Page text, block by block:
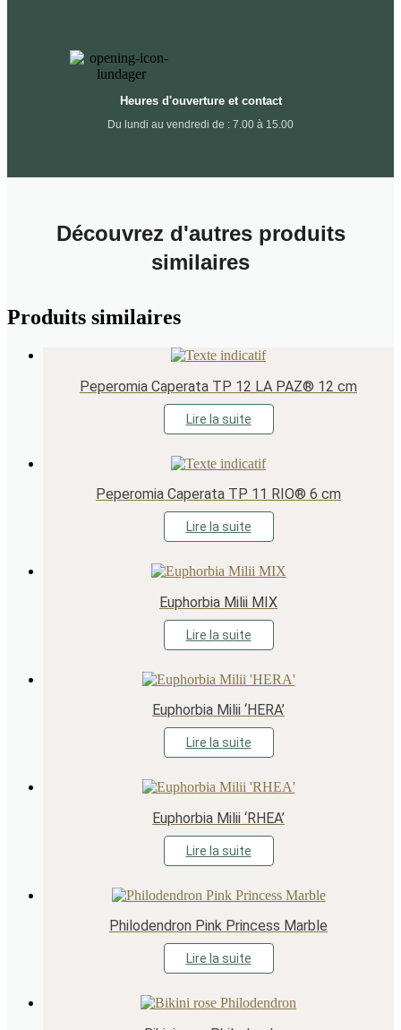
Heures d'ouverture et contact
Du lundi au vendredi de : 7.00 à 15.00
Découvrez d'autres produits
similaires
Produits similaires
Peperomia Caperata TP 12 LA PAZ® 12 cm
Lire la suite
Peperomia Caperata TP 11 RIO® 6 cm
Lire la suite
Euphorbia Milii MIX
Lire la suite
Euphorbia Milii ‘HERA’
Lire la suite
Euphorbia Milii ‘RHEA’
Lire la suite
Philodendron Pink Princess Marble
Lire la suite